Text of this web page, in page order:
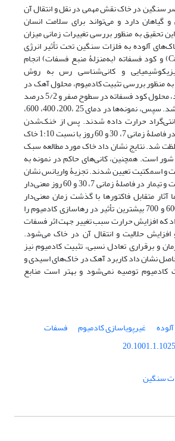
سنگین در خاک نقش مهمی در نقل و انتقال آن
گیاهان دارد و می‌تواند برای سلامت انسان
تحقیق به منظور بررسی تغییرات زمانی میزان
آلوده به فلزات سنگین تحت تأثیر انرژی
) و کود فسفاته (به‌منزلۀ منبع فسفات) انجام
و کانی‌شناسی رس به روش
منظور بررسی تثبیت کادمیوم، محلول آهک در
سطوح صفر و 5 درصد، محلول کود فسفاته در سطوح صفر و 5/2 درصد
تهیه و با خاک مخلوط شد. سپس، نمونه‌ها در دمای 25 ،200، 400، 600،
درجۀ سانتی‌گراد حرارت داده شدند. پس از خنک‌شدن
نمونه‌ها عصاره‌گیری در فاصلۀ زمانی 7، 30 و 60 روز با نسبت 1:10 خاک
شد. نتایج نشان داد خاک مورد مطالعه سبک
شور است. همچنین، کانی‌های حاکم در نمونه به
و اسمکتیت تعیین شدند. تجزیۀ واریانس نشان
داد آثار مستقل حرارت و تیمار در فاصلۀ زمانی 7، 30 و 60 روز معنی‌دار
آثار متقابل فاکتورها با گذشت زمان معنی‌دار
نشدند. دمای 400، 600 و 700 بیشترین تأثیر در رهاسازی کادمیوم را
که افزایش حرارت سبب تغییر جهت اثر فسفات
افزایش حلالیت و انتقال آن در خاک می‌شود.
و برقراری تعادل نسبی، تثبیت کادمیوم نیز
نشان داد کاربرد آهک در خاک‌های اسیدی و
کادمیوم توصیه نمی‌شود و بهتر است منابع
غیرپویاسازی کادمیوم
فسفات
سنگین